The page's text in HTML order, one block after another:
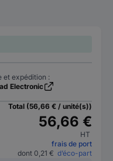
et expédition :
Electronic
Total (56,66 € / unité(s))
56,66 €
HT
frais de port
dont 0,21 € d’éco-part